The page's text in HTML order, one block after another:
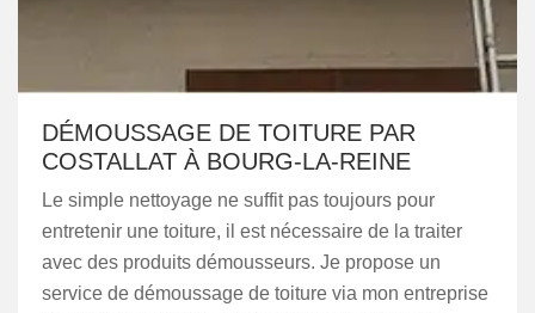
DÉMOUSSAGE DE TOITURE PAR
COSTALLAT À BOURG-LA-REINE
Le simple nettoyage ne suffit pas toujours pour
entretenir une toiture, il est nécessaire de la traiter
avec des produits démousseurs. Je propose un
service de démoussage de toiture via mon entreprise